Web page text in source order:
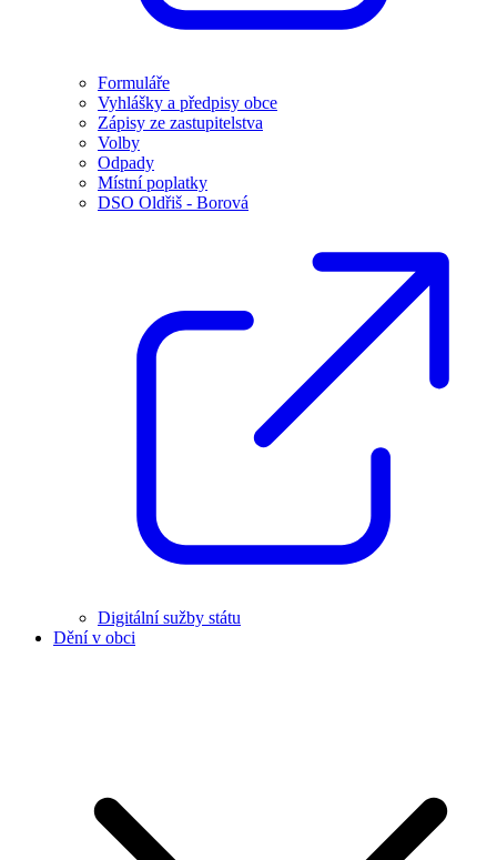
Formuláře
Vyhlášky a předpisy obce
Zápisy ze zastupitelstva
Volby
Odpady
Místní poplatky
DSO Oldřiš - Borová
Digitální sužby státu
Dění v obci